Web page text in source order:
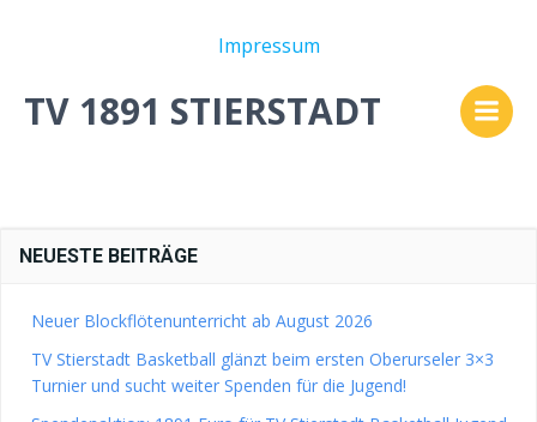
Impressum
Inhalt
springen
TV 1891 STIERSTADT
No posts found
NEUESTE BEITRÄGE
Neuer Blockflötenunterricht ab August 2026
TV Stierstadt Basketball glänzt beim ersten Oberurseler 3×3
Turnier und sucht weiter Spenden für die Jugend!